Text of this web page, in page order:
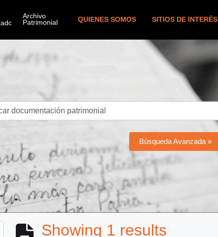
QUIENES SOMOS SITIOS DE INTERÉS
Búsqueda Avanzada »
Showing 1 results